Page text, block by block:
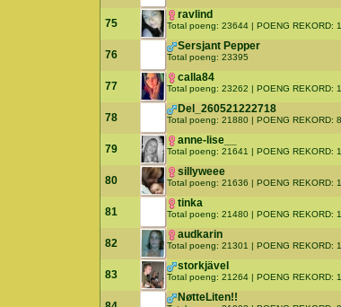
75
ravlind
Total poeng: 23644 | POENG REKORD:
76
Sersjant Pepper
Total poeng: 23395
77
calla84
Total poeng: 23262 | POENG REKORD:
78
Del_260521222718
Total poeng: 21880 | POENG REKORD:
79
anne-lise__
Total poeng: 21641 | POENG REKORD:
80
sillyweee
Total poeng: 21636 | POENG REKORD:
81
tinka
Total poeng: 21480 | POENG REKORD:
82
audkarin
Total poeng: 21301 | POENG REKORD:
83
storkjävel
Total poeng: 21264 | POENG REKORD:
NøtteLiten!!